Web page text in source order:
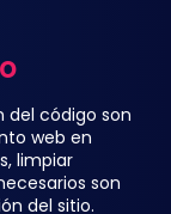
del código son
web en
limpiar
son
del sitio.